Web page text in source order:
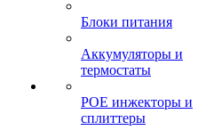
Блоки питания
Аккумуляторы и
термостаты
POE инжекторы и
сплиттеры